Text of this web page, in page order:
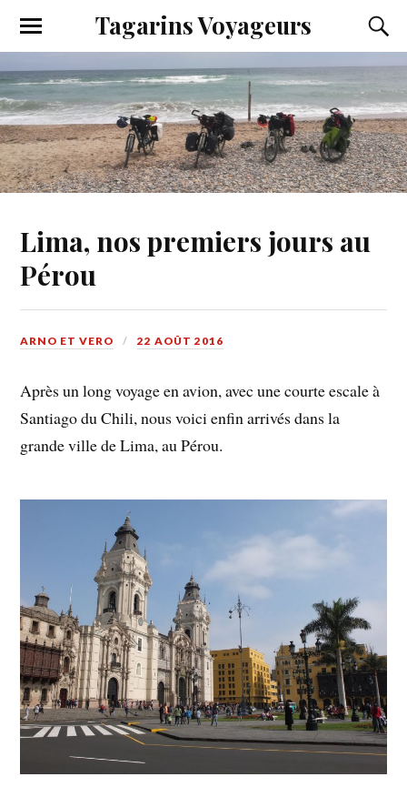
Tagarins Voyageurs
Lima, nos premiers jours au
Pérou
ARNO ET VERO 22 AOÛT 2016
Après un long voyage en avion, avec une courte escale à
Santiago du Chili, nous voici enfin arrivés dans la
grande ville de Lima, au Pérou.